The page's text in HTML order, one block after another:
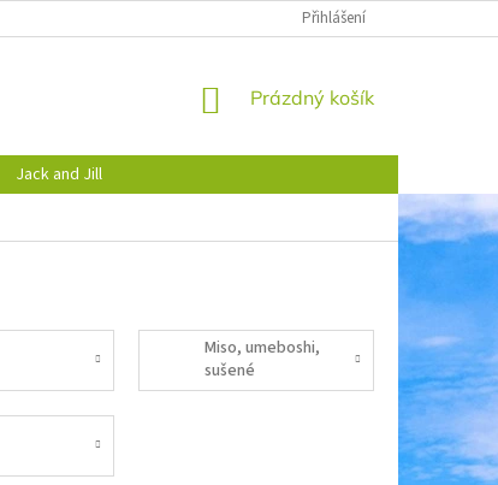
OBCHODNÍ PODMÍNKY PODMÍNKY
Přihlášení
NÁKUPNÍ
Prázdný košík
Jack and Jill
Miso, umeboshi,
sušené